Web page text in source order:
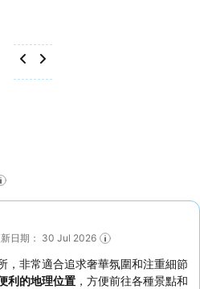
新日期： 30 Jul 2026
，非常適合追求奢華氛圍和注重細節
利的地理位置 ，方便前往各種景點和